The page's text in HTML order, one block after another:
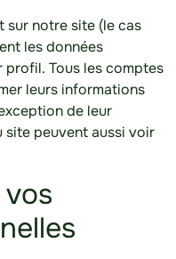
sur notre site (le cas
les données
profil. Tous les comptes
leurs informations
de leur
site peuvent aussi voir